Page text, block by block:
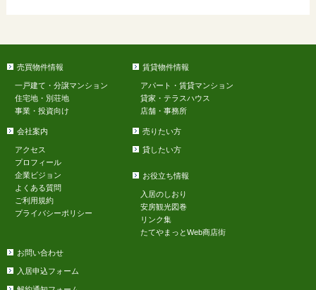
売買物件情報
一戸建て・分譲マンション
住宅地・別荘地
事業・投資向け
賃貸物件情報
アパート・賃貸マンション
貸家・テラスハウス
店舗・事務所
会社案内
アクセス
プロフィール
企業ビジョン
よくある質問
ご利用規約
プライバシーポリシー
売りたい方
貸したい方
お役立ち情報
入居のしおり
安房観光図巻
リンク集
たてやまっとWeb商店街
お問い合わせ
入居申込フォーム